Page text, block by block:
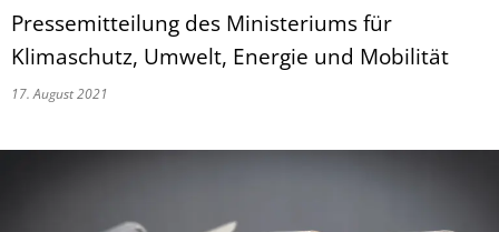
Pressemitteilung des Ministeriums für
Klimaschutz, Umwelt, Energie und Mobilität
17. August 2021